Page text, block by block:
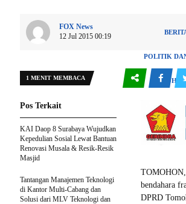
FOX News
12 Jul 2015 00:19
POLITIK
1 MENIT MEMBACA
bendahara
DPRD
Pos Terkait
KAI Daop 8 Surabaya Wujudkan
Kepedulian Sosial Lewat Bantuan
Renovasi Musala & Resik-Resik
Masjid
Tantangan Manajemen Teknologi
di Kantor Multi-Cabang dan
Solusi dari MLV Teknologi dan